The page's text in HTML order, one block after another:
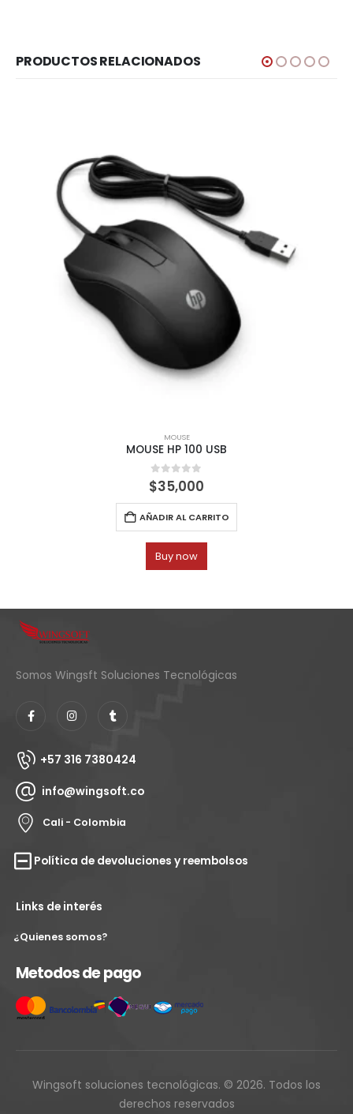
PRODUCTOS RELACIONADOS
MOUSE
MOUSE HP 100 USB
0 out of 5
$35,000
AÑADIR AL CARRITO
Buy now
Somos Wingsft Soluciones Tecnológicas
+57 316 7380424
info@wingsoft.co
Cali - Colombia
Política de devoluciones y reembolsos
Links de interés
¿Quienes somos?
Metodos de pago
Wingsoft soluciones tecnológicas. © 2026. Todos los
derechos reservados